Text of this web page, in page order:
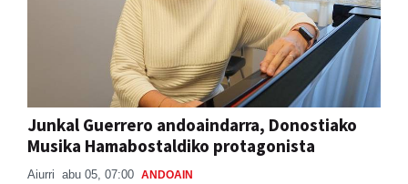
Junkal Guerrero andoaindarra, Donostiako
Musika Hamabostaldiko protagonista
Aiurri abu 05, 07:00 ANDOAIN